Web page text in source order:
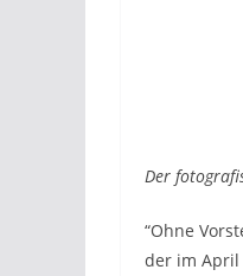
Der
“Ohne
der im April